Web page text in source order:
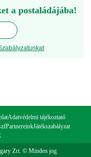
a postaládájába!
Adatvédelmi tájékoztató
PartnereinkJátékszabályzat
Zrt. © Minden jog